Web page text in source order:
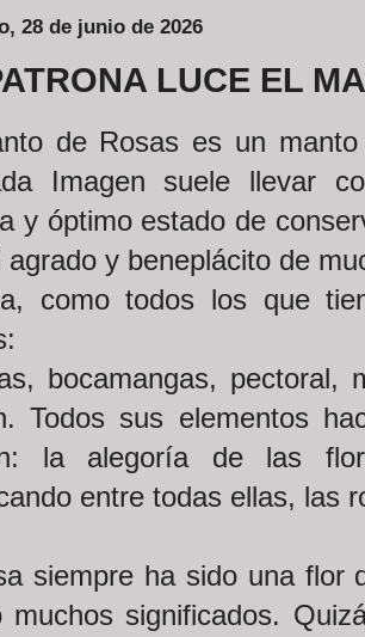
28 de junio de 2026
LUCE EL
de Rosas es un
Imagen suele llevar
y óptimo estado de
agrado y beneplácito de
como todos los que
bocamangas,
Todos sus elementos
la alegoría de las
entre todas ellas, las
siempre ha sido una flor
muchos significados.